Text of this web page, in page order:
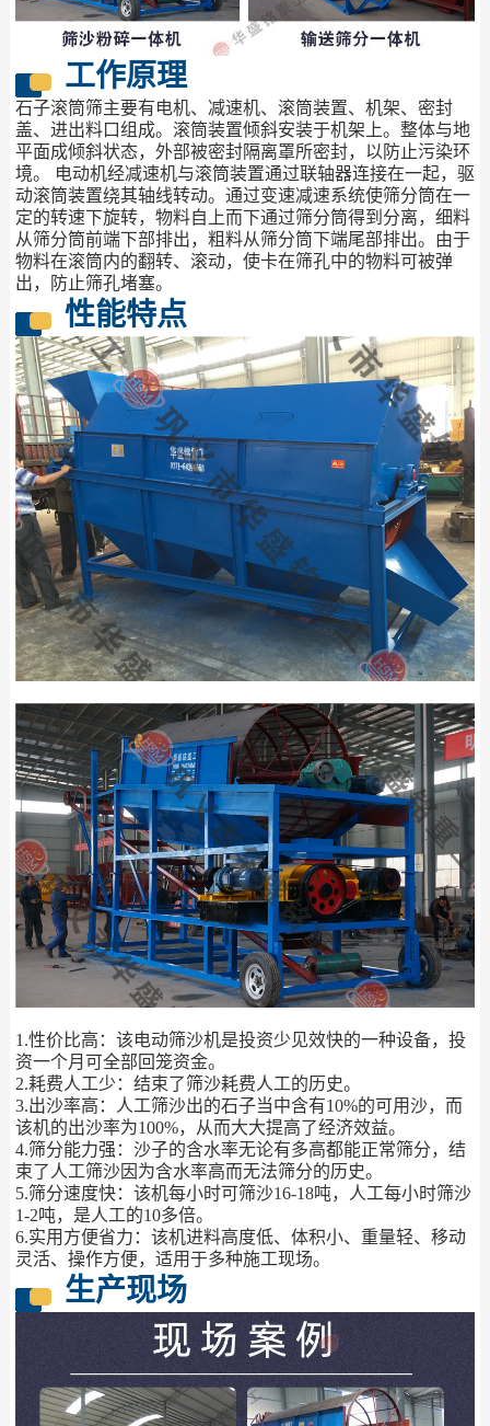
工作原理
石子滚筒筛主要有电机、减速机、滚筒装置、机架、密封
盖、进出料口组成。滚筒装置倾斜安装于机架上。整体与地
平面成倾斜状态，外部被密封隔离罩所密封，以防止污染环
境。 电动机经减速机与滚筒装置通过联轴器连接在一起，驱
动滚筒装置绕其轴线转动。通过变速减速系统使筛分筒在一
定的转速下旋转，物料自上而下通过筛分筒得到分离，细料
从筛分筒前端下部排出，粗料从筛分筒下端尾部排出。由于
物料在滚筒内的翻转、滚动，使卡在筛孔中的物料可被弹
出，防止筛孔堵塞。
性能特点
1.性价比高：该电动筛沙机是投资少见效快的一种设备，投
资一个月可全部回笼资金。
2.耗费人工少：结束了筛沙耗费人工的历史。
3.出沙率高：人工筛沙出的石子当中含有10%的可用沙，而
该机的出沙率为100%，从而大大提高了经济效益。
4.筛分能力强：沙子的含水率无论有多高都能正常筛分，结
束了人工筛沙因为含水率高而无法筛分的历史。
5.筛分速度快：该机每小时可筛沙16-18吨，人工每小时筛沙
1-2吨，是人工的10多倍。
6.实用方便省力：该机进料高度低、体积小、重量轻、移动
灵活、操作方便，适用于多种施工现场。
生产现场